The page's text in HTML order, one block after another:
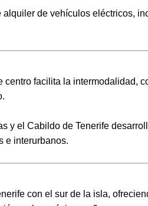
de vehículos eléctricos,
centro facilita la intermodalidad,
y el Cabildo de Tenerife
e interurbanos.
con el sur de la isla,